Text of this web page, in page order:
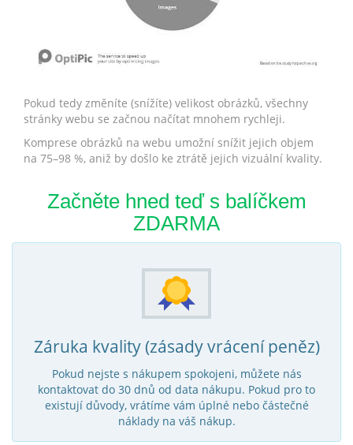
Pokud tedy změníte (snížíte) velikost obrázků, všechny
stránky webu se začnou načítat mnohem rychleji.
Komprese obrázků na webu umožní snížit jejich objem
na 75–98 %, aniž by došlo ke ztrátě jejich vizuální kvality.
Začněte hned teď s balíčkem
ZDARMA
Záruka kvality (zásady vrácení peněz)
Pokud nejste s nákupem spokojeni, můžete nás
kontaktovat do 30 dnů od data nákupu. Pokud pro to
existují důvody, vrátíme vám úplné nebo částečné
náklady na váš nákup.